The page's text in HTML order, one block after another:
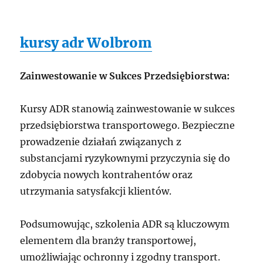
kursy adr Wolbrom
Zainwestowanie w Sukces Przedsiębiorstwa:
Kursy ADR stanowią zainwestowanie w sukces
przedsiębiorstwa transportowego. Bezpieczne
prowadzenie działań związanych z
substancjami ryzykownymi przyczynia się do
zdobycia nowych kontrahentów oraz
utrzymania satysfakcji klientów.
Podsumowując, szkolenia ADR są kluczowym
elementem dla branży transportowej,
umożliwiając ochronny i zgodny transport.